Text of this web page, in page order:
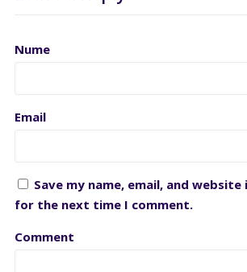
Nume
Email
Save my name, email, and
for the next time I comment.
Comment